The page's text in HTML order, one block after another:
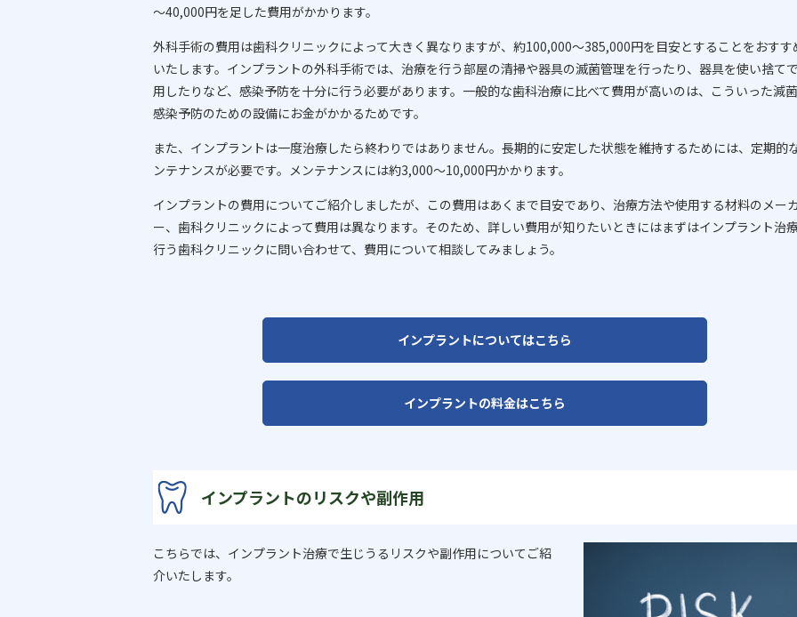
～40,000円を足した費用がかかります。
外科手術の費用は歯科クリニックによって大きく異なりますが、約100,000～385,000円を目安とすることをおすす
いたします。インプラントの外科手術では、治療を行う部屋の清掃や器具の滅菌管理を行ったり、器具を使い捨て
用したりなど、感染予防を十分に行う必要があります。一般的な歯科治療に比べて費用が高いのは、こういった減
感染予防のための設備にお金がかかるためです。
また、インプラントは一度治療したら終わりではありません。長期的に安定した状態を維持するためには、定期的
ンテナンスが必要です。メンテナンスには約3,000～10,000円かかります。
インプラントの費用についてご紹介しましたが、この費用はあくまで目安であり、治療方法や使用する材料のメーカ
ー、歯科クリニックによって費用は異なります。そのため、詳しい費用が知りたいときにはまずはインプラント治
行う歯科クリニックに問い合わせて、費用について相談してみましょう。
インプラントについてはこちら
インプラントの料金はこちら
インプラントのリスクや副作用
こちらでは、インプラント治療で生じうるリスクや副作用についてご紹
介いたします。